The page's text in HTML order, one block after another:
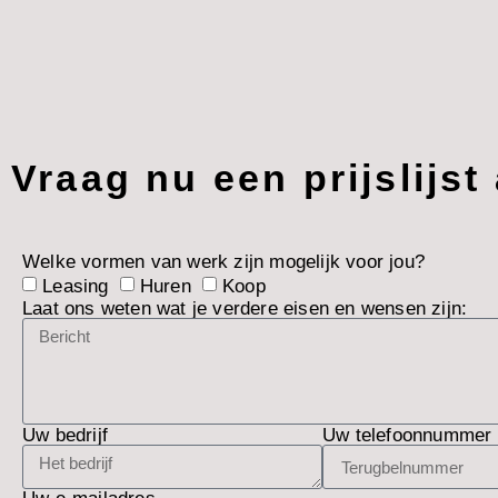
Vraag nu een prijslijst
Welke vormen van werk zijn mogelijk voor jou?
Leasing
Huren
Koop
Laat ons weten wat je verdere eisen en wensen zijn:
Uw bedrijf Uw telefoonnummer